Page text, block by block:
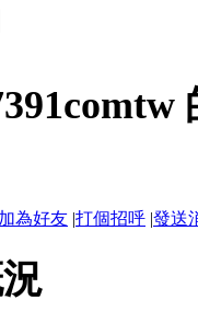
加為好友 |打個招呼 |發送